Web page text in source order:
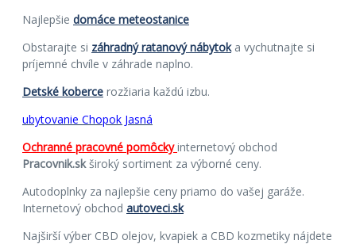
Najlepšie domáce meteostanice
Obstarajte si záhradný ratanový nábytoka vychutnajte si
príjemné chvíle v záhrade naplno.
Detské koberce rozžiaria každú izbu.
ubytovanie Chopok Jasná
Ochranné pracovné pomôckyinternetový obchod
Pracovnik.skširoký sortiment za výborné ceny.
Autodoplnky za najlepšie ceny priamo do vašej garáže.
Internetový obchod autoveci.sk
Najširší výber CBD olejov, kvapiek a CBD kozmetiky nájdete